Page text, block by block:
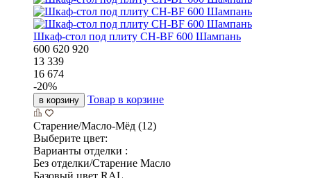
Шкаф-стол под плиту CH-BF 600 Шампань
600 620 920
13 339
16 674
-20%
в корзину Товар в корзине
Старение/Масло-Мёд (12)
Выберите цвет:
Варианты отделки :
Без отделки/Старение Масло
Базовый цвет RAL